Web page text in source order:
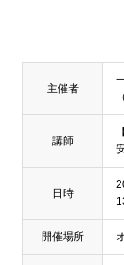
主催者
講師
日時
開催場所